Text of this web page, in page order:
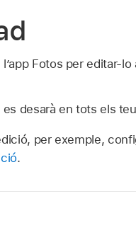
Fotos per editar-lo
desarà en tots els
per exemple,
.